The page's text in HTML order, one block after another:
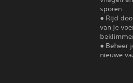
sporen.
● Rijd
van je
● Beheer
nieuwe